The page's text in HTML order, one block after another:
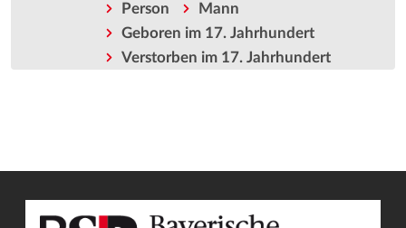
Person
Mann
Geboren im 17. Jahrhundert
Verstorben im 17. Jahrhundert